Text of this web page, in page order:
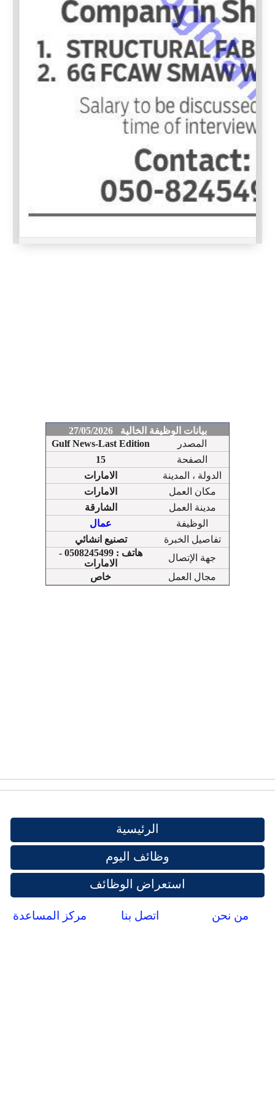
بيانات الوظيفة الخالية 27/05/2026
Gulf News-Last Edition
المصدر
15
الصفحة
الامارات
الدولة ، المدينة
الامارات
مكان العمل
الشارقة
مدينة العمل
عمال
الوظيفة
تصنيع انشائي
تفاصيل الخبرة
هاتف : 0508245499 -
الامارات
جهة الإتصال
خاص
مجال العمل
الرئيسية
وظائف اليوم
استعراض الوظائف
من نحن اتصل بنا مركز المساعدة